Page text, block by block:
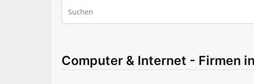
Computer & Internet - Firmen